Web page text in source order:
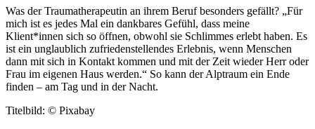
Was der Traumatherapeutin an ihrem Beruf besonders gefällt? „Für
mich ist es jedes Mal ein dankbares Gefühl, dass meine
Klient*innen sich so öffnen, obwohl sie Schlimmes erlebt haben. Es
ist ein unglaublich zufriedenstellendes Erlebnis, wenn Menschen
dann mit sich in Kontakt kommen und mit der Zeit wieder Herr oder
Frau im eigenen Haus werden.“ So kann der Alptraum ein Ende
finden – am Tag und in der Nacht.
Titelbild: © Pixabay